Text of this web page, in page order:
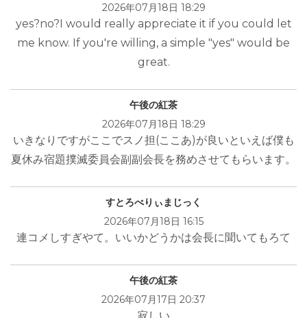
2026年07月18日 18:29
yes?no?I would really appreciate it if you could let
me know. If you're willing, a simple "yes" would be
great.
午後の紅茶
2026年07月18日 18:29
いきなりですがここでスノ担(ここあ)が良いといえば僕も
夏休み宿題撲滅委員会副副会長を務めさせてもらいます。
すとろべりぃまじっく
2026年07月18日 16:15
連コメしすぎやて。いいかどうかは会長に聞いてもろて
午後の紅茶
2026年07月17日 20:37
寂しい